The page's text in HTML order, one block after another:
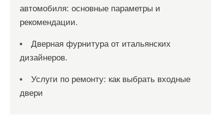
автомобиля: основные параметры и
рекомендации.
Дверная фурнитура от итальянских
дизайнеров.
Услуги по ремонту: как выбрать входные
двери